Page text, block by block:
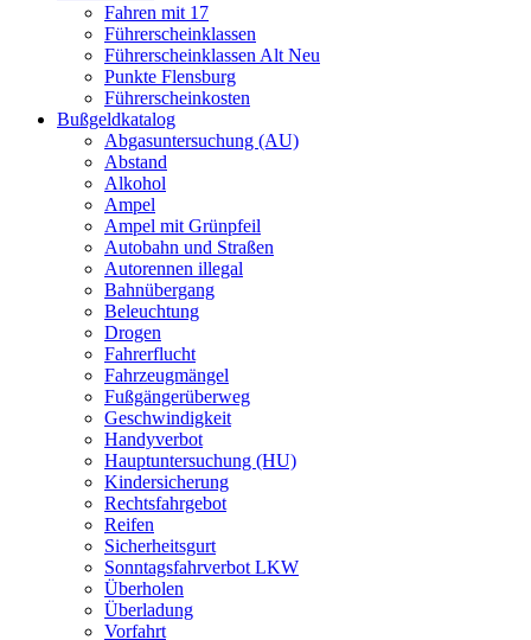
Fahren mit 17
Führerscheinklassen
Führerscheinklassen Alt Neu
Punkte Flensburg
Führerscheinkosten
Bußgeldkatalog
Abgasuntersuchung (AU)
Abstand
Alkohol
Ampel
Ampel mit Grünpfeil
Autobahn und Straßen
Autorennen illegal
Bahnübergang
Beleuchtung
Drogen
Fahrerflucht
Fahrzeugmängel
Fußgängerüberweg
Geschwindigkeit
Handyverbot
Hauptuntersuchung (HU)
Kindersicherung
Rechtsfahrgebot
Reifen
Sicherheitsgurt
Sonntagsfahrverbot LKW
Überholen
Überladung
Vorfahrt